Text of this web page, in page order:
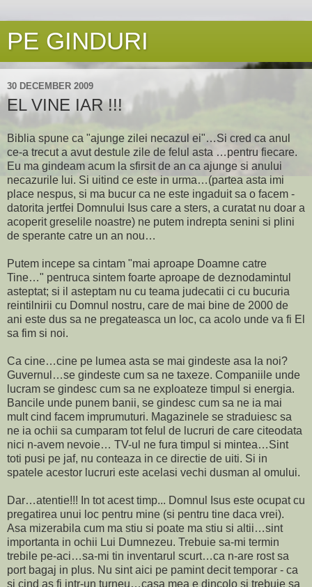
PE GINDURI
30 DECEMBER 2009
EL VINE IAR !!!
Biblia spune ca "ajunge zilei necazul ei"…Si cred ca anul
ce-a trecut a avut destule zile de felul asta …pentru fiecare.
Eu ma gindeam acum la sfirsit de an ca ajunge si anului
necazurile lui. Si uitind ce este in urma…(partea asta imi
place nespus, si ma bucur ca ne este ingaduit sa o facem -
datorita jertfei Domnului Isus care a sters, a curatat nu doar a
acoperit greselile noastre) ne putem indrepta senini si plini
de sperante catre un an nou…
Putem incepe sa cintam "mai aproape Doamne catre
Tine…" pentruca sintem foarte aproape de deznodamintul
asteptat; si il asteptam nu cu teama judecatii ci cu bucuria
reintilnirii cu Domnul nostru, care de mai bine de 2000 de
ani este dus sa ne pregateasca un loc, ca acolo unde va fi El
sa fim si noi.
Ca cine…cine pe lumea asta se mai gindeste asa la noi?
Guvernul…se gindeste cum sa ne taxeze. Companiile unde
lucram se gindesc cum sa ne exploateze timpul si energia.
Bancile unde punem banii, se gindesc cum sa ne ia mai
mult cind facem imprumuturi. Magazinele se straduiesc sa
ne ia ochii sa cumparam tot felul de lucruri de care citeodata
nici n-avem nevoie… TV-ul ne fura timpul si mintea…Sint
toti pusi pe jaf, nu conteaza in ce directie de uiti. Si in
spatele acestor lucruri este acelasi vechi dusman al omului.
Dar…atentie!!! In tot acest timp... Domnul Isus este ocupat cu
pregatirea unui loc pentru mine (si pentru tine daca vrei).
Asa mizerabila cum ma stiu si poate ma stiu si altii…sint
importanta in ochii Lui Dumnezeu. Trebuie sa-mi termin
trebile pe-aci…sa-mi tin inventarul scurt…ca n-are rost sa
port bagaj in plus. Nu sint aici pe pamint decit temporar - ca
si cind as fi intr-un turneu…casa mea e dincolo si trebuie sa